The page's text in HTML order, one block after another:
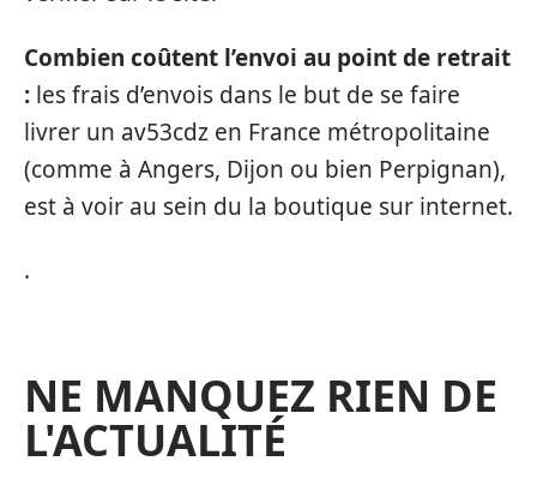
Combien coûtent l’envoi au point de retrait
: les frais d’envois dans le but de se faire
livrer un av53cdz en France métropolitaine
(comme à Angers, Dijon ou bien Perpignan),
est à voir au sein du la boutique sur internet.
.
NE MANQUEZ RIEN DE
L'ACTUALITÉ